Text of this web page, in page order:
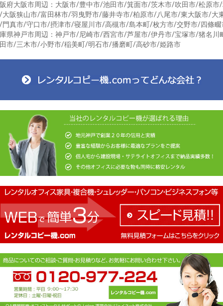
府大阪市周辺：大阪市/豊中市/池田市/箕面市/茨木市/吹田市/松原市
大阪狭山市/富田林市/羽曳野市/藤井寺市/柏原市/八尾市/東大阪市/大
門真市/守口市/摂津市/寝屋川市/高槻市/島本町/枚方市/交野市/四條畷
県神戸市周辺：神戸市/尼崎市/西宮市/芦屋市/伊丹市/宝塚市/猪名川
市/三木市/小野市/稲美町/明石市/播磨町/高砂市/姫路市